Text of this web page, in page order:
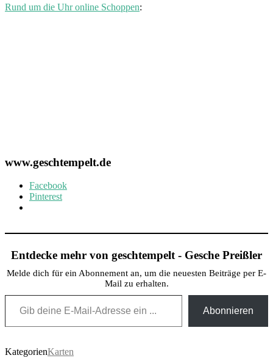
Rund um die Uhr online Schoppen:
www.geschtempelt.de
Facebook
Pinterest
Entdecke mehr von geschtempelt - Gesche Preißler
Melde dich für ein Abonnement an, um die neuesten Beiträge per E-
Mail zu erhalten.
Gib deine E-Mail-Adresse ein ...
Abonnieren
KategorienKarten